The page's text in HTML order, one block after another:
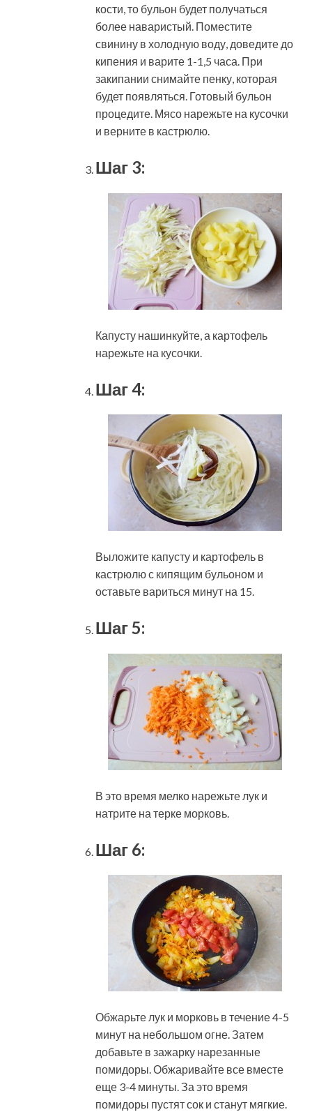
кости, то бульон будет получаться
более наваристый. Поместите
свинину в холодную воду, доведите до
кипения и варите 1-1,5 часа. При
закипании снимайте пенку, которая
будет появляться. Готовый бульон
процедите. Мясо нарежьте на кусочки
и верните в кастрюлю.
Шаг 3:
Капусту нашинкуйте, а картофель
нарежьте на кусочки.
Шаг 4:
Выложите капусту и картофель в
кастрюлю с кипящим бульоном и
оставьте вариться минут на 15.
Шаг 5:
В это время мелко нарежьте лук и
натрите на терке морковь.
Шаг 6:
Обжарьте лук и морковь в течение 4-5
минут на небольшом огне. Затем
добавьте в зажарку нарезанные
помидоры. Обжаривайте все вместе
еще 3-4 минуты. За это время
помидоры пустят сок и станут мягкие.